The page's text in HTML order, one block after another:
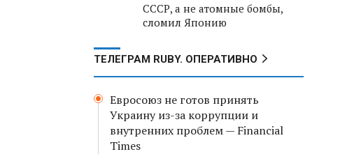
СССР, а не атомные бомбы,
сломил Японию
ТЕЛЕГРАМ RUBY. ОПЕРАТИВНО
Евросоюз не готов принять
Украину из-за коррупции и
внутренних проблем — Financial
Times